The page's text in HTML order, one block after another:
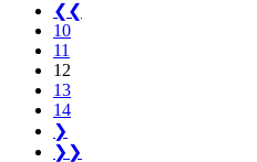
❮❮
10
11
12
13
14
❯
❯❯